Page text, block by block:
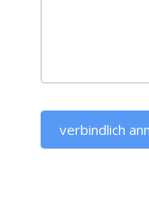
verbindlich